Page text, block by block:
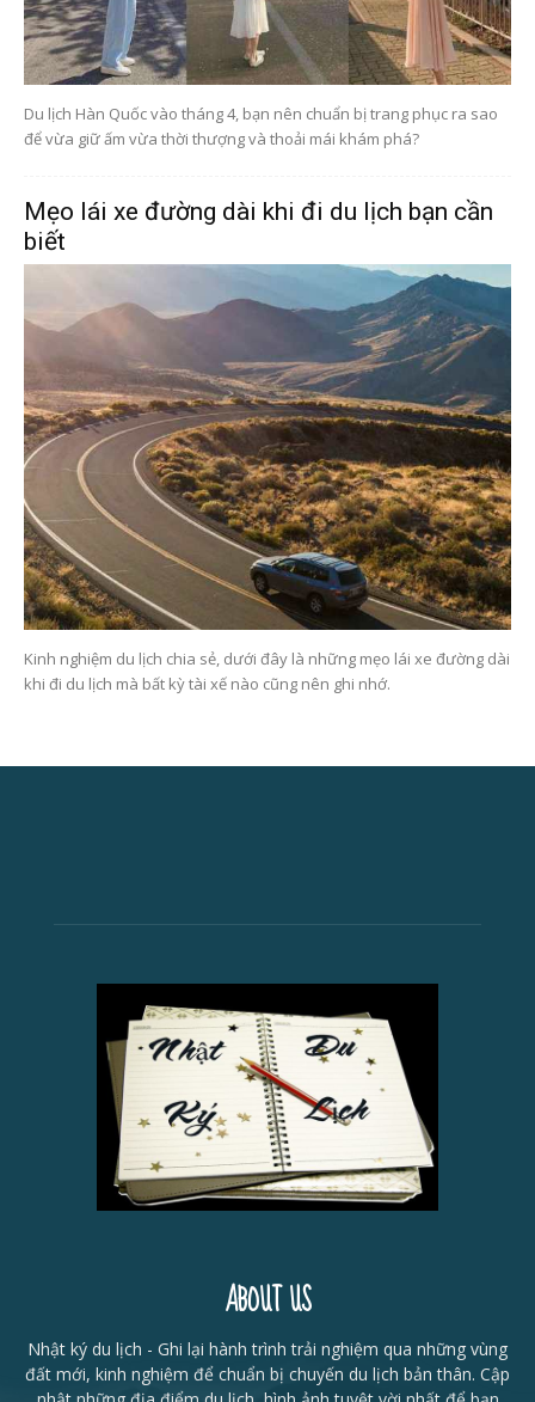
Du lịch Hàn Quốc vào tháng 4, bạn nên chuẩn bị trang phục ra sao
để vừa giữ ấm vừa thời thượng và thoải mái khám phá?
Mẹo lái xe đường dài khi đi du lịch bạn cần
biết
Kinh nghiệm du lịch chia sẻ, dưới đây là những mẹo lái xe đường dài
khi đi du lịch mà bất kỳ tài xế nào cũng nên ghi nhớ.
ABOUT US
Nhật ký du lịch - Ghi lại hành trình trải nghiệm qua những vùng
đất mới, kinh nghiệm để chuẩn bị chuyến du lịch bản thân. Cập